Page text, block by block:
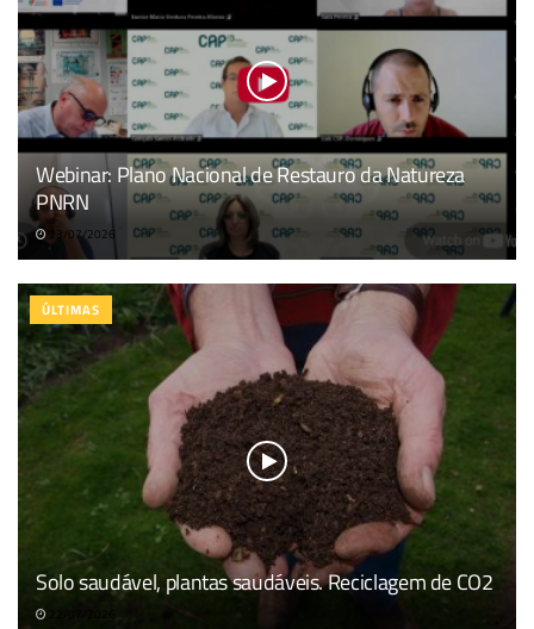
Webinar: Plano Nacional de Restauro da Natureza
PNRN
23/07/2026
ÚLTIMAS
Solo saudável, plantas saudáveis. Reciclagem de CO2